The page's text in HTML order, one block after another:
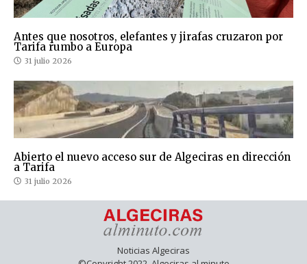
Antes que nosotros, elefantes y jirafas cruzaron por
Tarifa rumbo a Europa
31 julio 2026
Abierto el nuevo acceso sur de Algeciras en dirección
a Tarifa
31 julio 2026
Noticias Algeciras